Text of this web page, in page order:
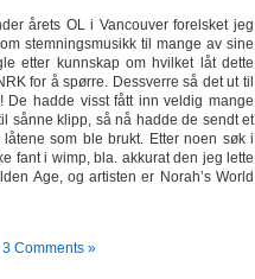
årets OL i Vancouver forelsket jeg
stemningsmusikk til mange av sine
etter kunnskap om hvilket låt dette
for å spørre. Dessverre så det ut til
hadde visst fått inn veldig mange
sånne klipp, så nå hadde de sendt et
som ble brukt. Etter noen søk i
fant i wimp, bla. akkurat den jeg lette
Age, og artisten er Norah’s World
3 Comments »